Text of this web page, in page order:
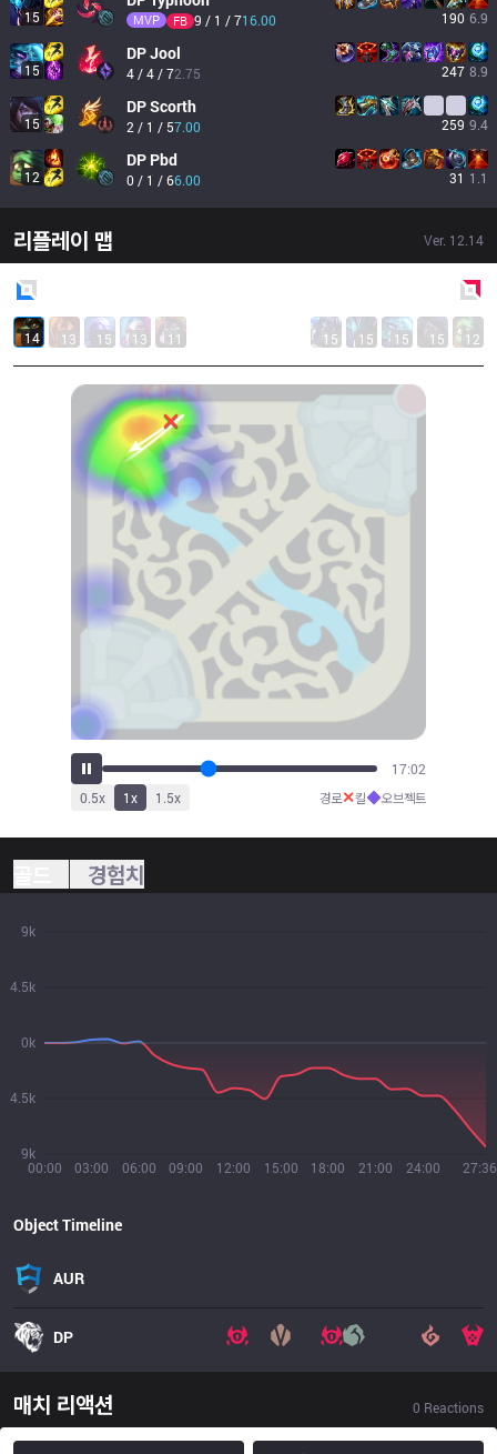
15 MVP FB 9 / 1 / 716.00 190 6.9
15
DPJool
4 / 4 / 72.75 247 8.9
15
DPScorth
2 / 1 / 57.00 259 9.4
12
DP Pbd
0 / 1 / 66.00 31 1.1
리플레이 맵 Ver. 12.14
14 13 15 13 11 15 15 15 15 12
18:52
0.5x 1x 1.5x 경로✕킬◆오브젝트
경험치
00:00 03:00 06:00 09:00 12:00 15:00 18:00 21:00 24:00 27:36
9k
4.5k
0k
4.5k
9k
Object Timeline
AUR
DP
매치 리액션 0 Reactions